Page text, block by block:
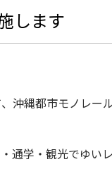
します
沖縄都市モノレー
通学・観光でゆい